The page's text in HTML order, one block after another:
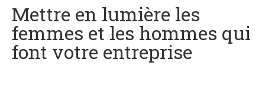
Mettre en lumière les
femmes et les hommes qui
font votre entreprise